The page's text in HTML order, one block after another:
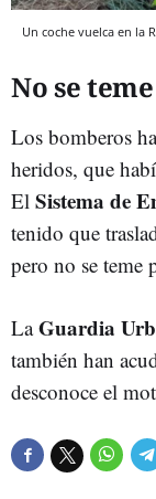
Un coche vuelca en la
No se
Los bomberos
heridos, que
El Sistema de
tenido que
pero no se teme
LaGuardia
también han
desconoce el